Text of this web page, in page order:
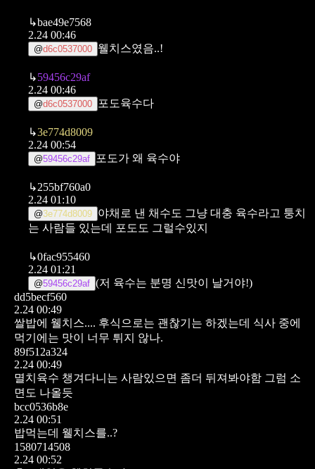
↳bae49e7568
2.24 00:46
@d6c0537000 웰치스였음..!
↳59456c29af
2.24 00:46
@d6c0537000 포도육수다
↳3e774d8009
2.24 00:54
@59456c29af 포도가 왜 육수야
↳255bf760a0
2.24 01:10
@3e774d8009 야채로 낸 채수도 그냥 대충 육수라고 퉁치
는 사람들 있는데 포도도 그럴수있지
↳0fac955460
2.24 01:21
@59456c29af (저 육수는 분명 신맛이 날거야!)
dd5becf560
2.24 00:49
쌀밥에 웰치스.... 후식으로는 괜찮기는 하겠는데 식사 중에
먹기에는 맛이 너무 튀지 않나.
89f512a324
2.24 00:49
멸치육수 챙겨다니는 사람있으면 좀더 뒤져봐야함 그럼 소
면도 나올듯
bcc0536b8e
2.24 00:51
밥먹는데 웰치스를..?
1580714508
2.24 00:52